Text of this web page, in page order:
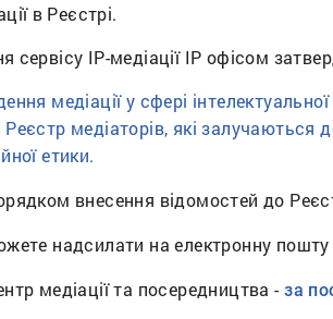
в Реєстрі.
сервісу ІР-медіації IP офісом
медіації у сфері
Реєстр медіаторів, які залучаються
етики.
внесення відомостей до
надсилати на електронну пошту
медіації та посередництва -за